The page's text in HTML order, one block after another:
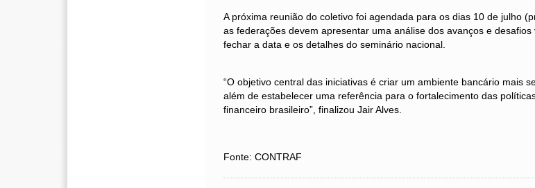
A próxima reunião do coletivo foi agendada para os dias 10 de julho
as federações devem apresentar uma análise dos avanços e
fechar a data e os detalhes do seminário nacional.
“O objetivo central das iniciativas é criar um ambiente bancário mais
além de estabelecer uma referência para o fortalecimento das
financeiro brasileiro”, finalizou Jair Alves.
Fonte: CONTRAF